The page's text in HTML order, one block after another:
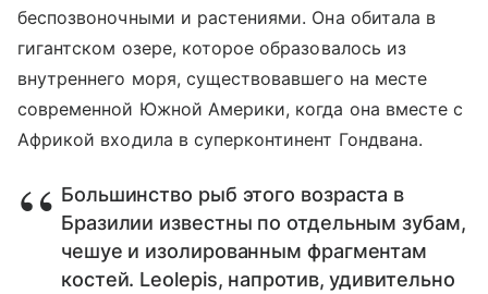
беспозвоночными и растениями. Она обитала в
гигантском озере, которое образовалось из
внутреннего моря, существовавшего на месте
современной Южной Америки, когда она вместе с
Африкой входила в суперконтинент Гондвана.
Большинство рыб этого возраста в
Бразилии известны по отдельным зубам,
чешуе и изолированным фрагментам
костей. Leolepis, напротив, удивительно